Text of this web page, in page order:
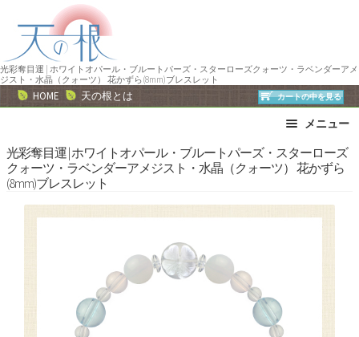
ー
シ
ョ
へ
ス
キ
ン
ツ
へ
キ
ッ
プ
光彩奪目運 | ホワイトオパール・ブルートパーズ・スターローズクォーツ・ラベンダーアメ
ジスト・水晶（クォーツ） 花かずら(8mm)ブレスレット
HOME 天の根とは カートの中を見る
メニュー
ブレスレット
ストラップ
ネックレス
ピアス・イヤリング
誕生石で選ぶ
色で選ぶ
星座石で選ぶ
パワーストーン一覧
光彩奪目運 | ホワイトオパール・ブルートパーズ・スターローズ
クォーツ・ラベンダーアメジスト・水晶（クォーツ） 花かずら
(8mm)ブレスレット